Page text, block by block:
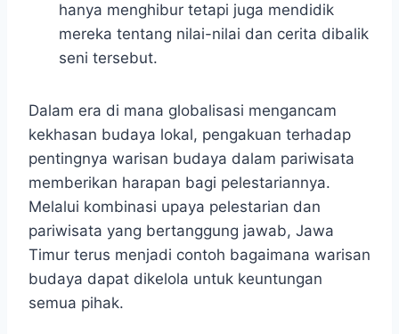
hanya menghibur tetapi juga mendidik
mereka tentang nilai-nilai dan cerita dibalik
seni tersebut.
Dalam era di mana globalisasi mengancam
kekhasan budaya lokal, pengakuan terhadap
pentingnya warisan budaya dalam pariwisata
memberikan harapan bagi pelestariannya.
Melalui kombinasi upaya pelestarian dan
pariwisata yang bertanggung jawab, Jawa
Timur terus menjadi contoh bagaimana warisan
budaya dapat dikelola untuk keuntungan
semua pihak.